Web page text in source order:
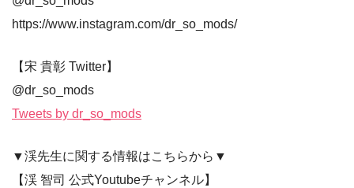
https://www.instagram.com/dr_so_mods/
【宋 貴彰 Twitter】
@dr_so_mods
Tweets by dr_so_mods
▼渓先生に関する情報はこちらから▼
【渓 智司 公式Youtubeチャンネル】